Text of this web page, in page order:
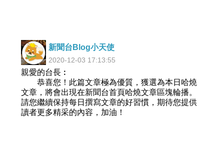
新聞台Blog小天使
2020-12-03 17:13:55
親愛的台長︰
恭喜您！此篇文章極為優質，獲選為本日哈燒
文章，將會出現在新聞台首頁哈燒文章區塊輪播。
請您繼續保持每日撰寫文章的好習慣，期待您提供
讀者更多精采的內容，加油！